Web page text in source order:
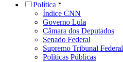
Política
Índice CNN
Governo Lula
Câmara dos Deputados
Senado Federal
Supremo Tribunal Federal
Políticas Públicas